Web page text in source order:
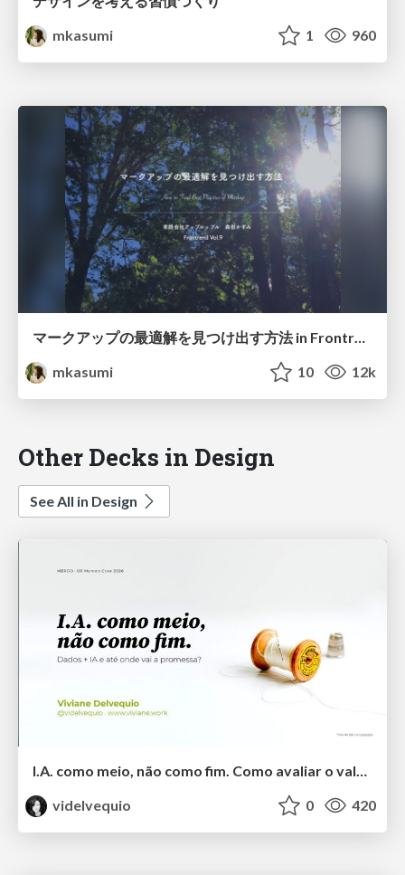
mkasumi
1 960
マークアップの最適解を見つけ出す方法 in Frontrend Vol.9
mkasumi
10 12k
Other Decks in Design
See All in Design
I.A. como meio, não como fim. Como avaliar o valor entregue?
videlvequio
0 420